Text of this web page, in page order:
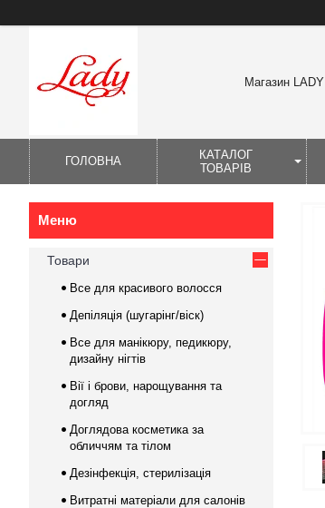
Магазин LADY
ГОЛОВНА
КАТАЛОГ
ТОВАРІВ
Товари
Все для красивого волосся
Депіляція (шугарінг/віск)
Все для манікюру, педикюру,
дизайну нігтів
Вії і брови, нарощування та
догляд
Доглядова косметика за
обличчям та тілом
Дезінфекція, стерилізація
Витратні матеріали для салонів